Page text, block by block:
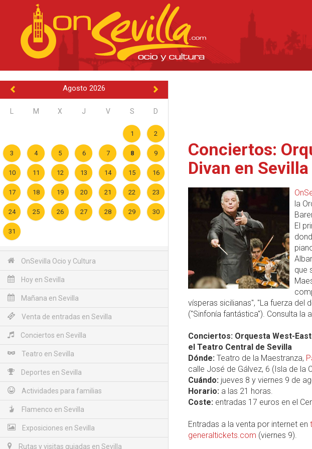
Agosto 2026
M X J V S D
1 2
3 4 5 6 7 8 9
10 11 12 13 14 15 16
17 18 19 20 21 22 23
24 25 26 27 28 29 30
31
OnSevilla Ocio y Cultura
Hoy en Sevilla
Mañana en Sevilla
Venta de entradas en Sevilla
Conciertos en Sevilla
Teatro en Sevilla
Deportes en Sevilla
Actividades para familias
Flamenco en Sevilla
Exposiciones en Sevilla
Rutas y visitas guiadas en Sevilla
Conciertos:
Divan en Sevilla
la
El
que
vísperas sicilianas", "La fuerza del
("Sinfonía fantástica"). Consulta la
Conciertos: Orquesta West-
el Teatro Central de Sevilla
Dónde: Teatro de la Maestranza,
calle José de Gálvez, 6 (Isla de la
Cuándo: jueves 8 y viernes 9 de
Horario: a las 21 horas.
Coste: entradas 17 euros en el
Entradas a la venta por internet en
generaltickets.com (viernes 9).